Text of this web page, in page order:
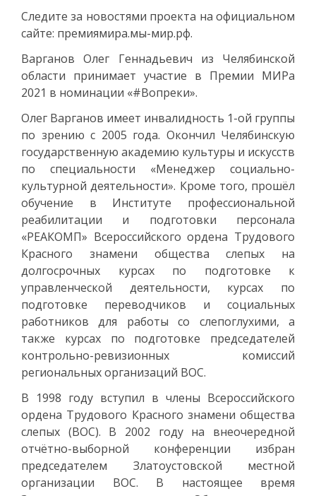
Следите за новостями проекта на официальном
сайте: премиямира.мы-мир.рф.
Варганов Олег Геннадьевич из Челябинской
области принимает участие в Премии МИРа
2021 в номинации «#Вопреки».
Олег Варганов имеет инвалидность 1-ой группы
по зрению с 2005 года. Окончил Челябинскую
государственную академию культуры и искусств
по специальности «Менеджер социально-
культурной деятельности». Кроме того, прошёл
обучение в Институте профессиональной
реабилитации и подготовки персонала
«РЕАКОМП» Всероссийского ордена Трудового
Красного знамени общества слепых на
долгосрочных курсах по подготовке к
управленческой деятельности, курсах по
подготовке переводчиков и социальных
работников для работы со слепоглухими, а
также курсах по подготовке председателей
контрольно-ревизионных комиссий
региональных организаций ВОС.
В 1998 году вступил в члены Всероссийского
ордена Трудового Красного знамени общества
слепых (ВОС). В 2002 году на внеочередной
отчётно-выборной конференции избран
председателем Златоустовской местной
организации ВОС. В настоящее время